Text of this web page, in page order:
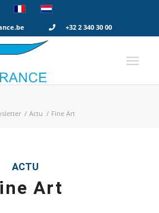
+32 2 340 30 00
/ Actu / Fine Art
ACTU
Art